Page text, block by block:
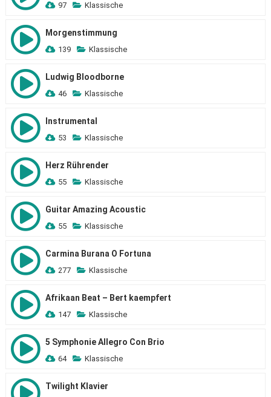
97 Klassische
Morgenstimmung
139 Klassische
Ludwig Bloodborne
46 Klassische
Instrumental
53 Klassische
Herz Rührender
55 Klassische
Guitar Amazing Acoustic
55 Klassische
Carmina Burana O Fortuna
277 Klassische
Afrikaan Beat – Bert kaempfert
147 Klassische
5 Symphonie Allegro Con Brio
64 Klassische
Twilight Klavier